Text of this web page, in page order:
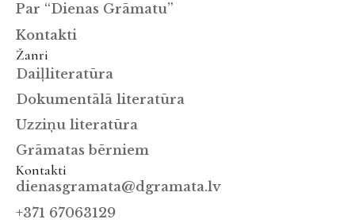
Par “Dienas Grāmatu”
Kontakti
Žanri
Daiļliteratūra
Dokumentālā literatūra
Uzziņu literatūra
Grāmatas bērniem
Kontakti
dienasgramata@dgramata.lv
+371 67063129